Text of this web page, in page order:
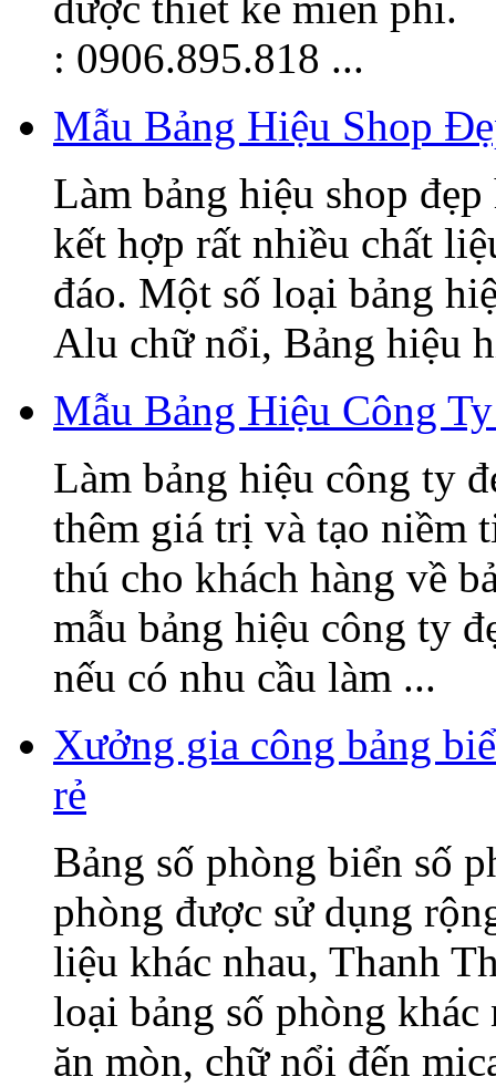
: 0906.895.818 ...
Mẫu Bảng Hiệu Shop
Làm bảng hiệu shop
kết hợp rất nhiều chất
đáo. Một số loại bảng
Alu chữ nổi, Bảng hiệu
Mẫu Bảng Hiệu Công
Làm bảng hiệu công ty
thêm giá trị và tạo niềm
thú cho khách hàng về
mẫu bảng hiệu công ty
nếu có nhu cầu làm ...
Xưởng gia công bảng
rẻ
Bảng số phòng biển số
phòng được sử dụng
liệu khác nhau, Thanh
loại bảng số phòng
ăn mòn, chữ nổi đến